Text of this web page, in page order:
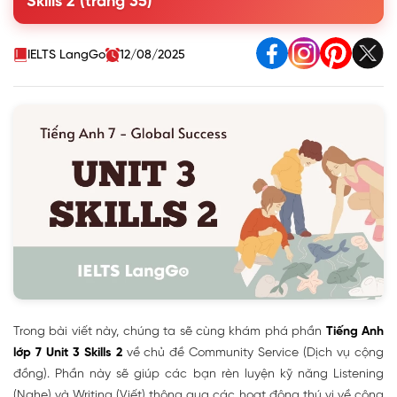
activities last summer
3. Listen again and fill in each blank with no more than
4. Writing - Read Tom's email to Nam about his school
IELTS LangGo 12/08/2025
Trong bài viết này, chúng ta sẽ cùng khám phá phần Tiếng Anh
lớp 7 Unit 3 Skills 2về chủ đề Community Service (Dịch vụ cộng
đồng). Phần này sẽ giúp các bạn rèn luyện kỹ năng Listening